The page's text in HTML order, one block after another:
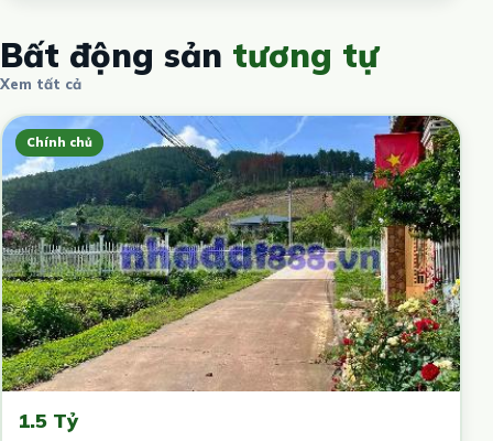
Bất động sản tương tự
Xem tất cả
Chính chủ
1.5 Tỷ